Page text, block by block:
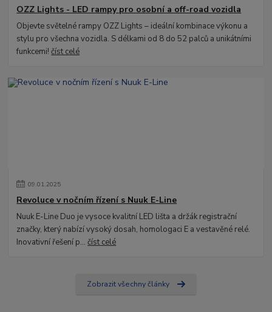
OZZ Lights - LED rampy pro osobní a off-road vozidla
Objevte světelné rampy OZZ Lights – ideální kombinace výkonu a
stylu pro všechna vozidla. S délkami od 8 do 52 palců a unikátními
funkcemi!číst celé
09.01.2025
Revoluce v nočním řízení s Nuuk E-Line
Nuuk E-Line Duo je vysoce kvalitní LED lišta a držák registrační
značky, který nabízí vysoký dosah, homologaci E a vestavěné relé.
Inovativní řešení p...číst celé
Zobrazit všechny články